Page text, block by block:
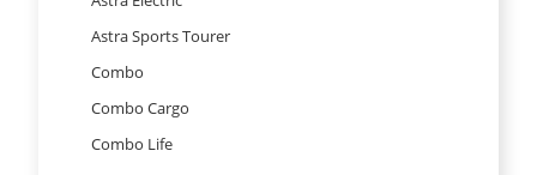
Astra Sports Tourer
Combo
Combo Cargo
Combo Life